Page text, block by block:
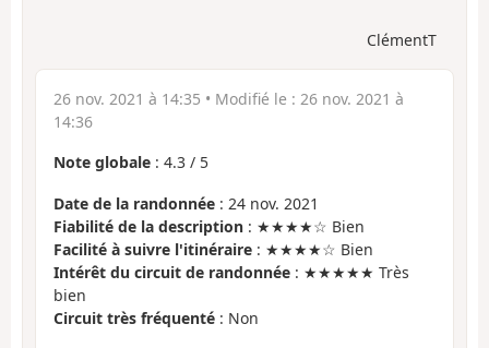
ClémentT
26 nov. 2021 à 14:35 • Modifié le : 26 nov. 2021 à
14:36
Note globale : 4.3 / 5
Date de la randonnée : 24 nov. 2021
Fiabilité de la description : ★★★★☆ Bien
Facilité à suivre l'itinéraire : ★★★★☆ Bien
Intérêt du circuit de randonnée : ★★★★★ Très
bien
Circuit très fréquenté : Non